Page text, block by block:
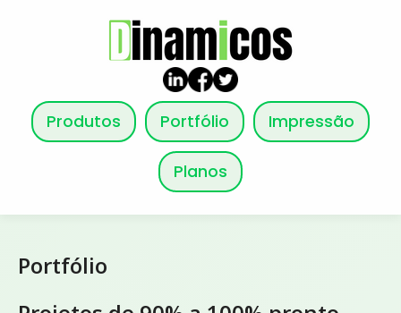
Produtos Portfólio Impressão
Planos
Portfólio